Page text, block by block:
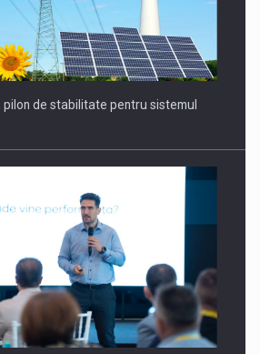
The Future - Technology and…
RETHINK STRATEGY-Finantare
de stabilitate pentru sistemul